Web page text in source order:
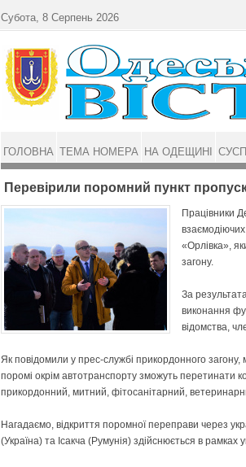
Перевірили поромний пункт
Працівники
«Орлівка»,
загону.
За
виконання
відомства,
Як повідомили у прес-службі прикордонного
поромі окрім автотранспорту зможуть перетинати
прикордонний, митний, фітосанітарний,
Нагадаємо, відкриття поромної переправи через
(Україна) та Ісакча (Румунія) здійснюється в
Субота, 8 Серпень 2026
ГОЛОВНА ТЕМА НОМЕРА НА ОДЕЩИНІ